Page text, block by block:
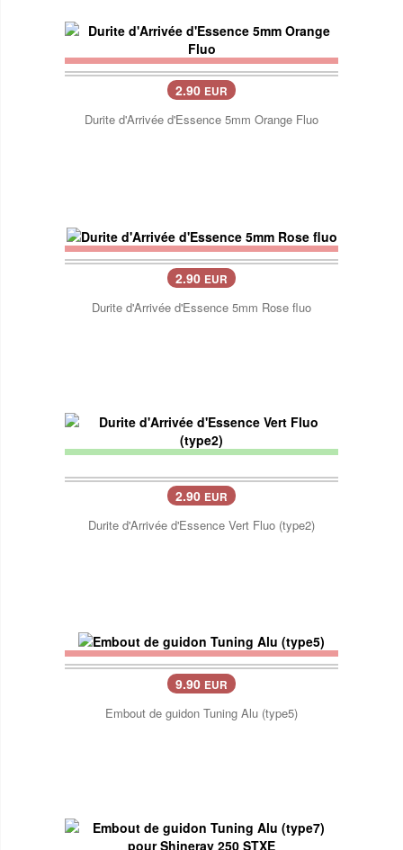
2.90 EUR
Durite d'Arrivée d'Essence 5mm Orange Fluo
2.90 EUR
Durite d'Arrivée d'Essence 5mm Rose fluo
2.90 EUR
Durite d'Arrivée d'Essence Vert Fluo (type2)
9.90 EUR
Embout de guidon Tuning Alu (type5)